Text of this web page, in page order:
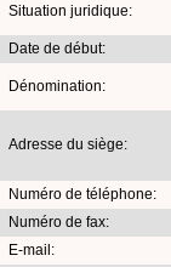
Situation juridique:
Date de début:
Dénomination:
Adresse du siège:
Numéro de téléphone:
Numéro de fax:
E-mail: